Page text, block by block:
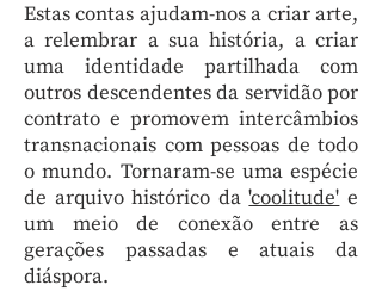
Estas contas ajudam-nos a criar arte,
a relembrar a sua história, a criar
uma identidade partilhada com
outros descendentes da servidão por
contrato e promovem intercâmbios
transnacionais com pessoas de todo
o mundo. Tornaram-se uma espécie
de arquivo histórico da'coolitude' e
um meio de conexão entre as
gerações passadas e atuais da
diáspora.